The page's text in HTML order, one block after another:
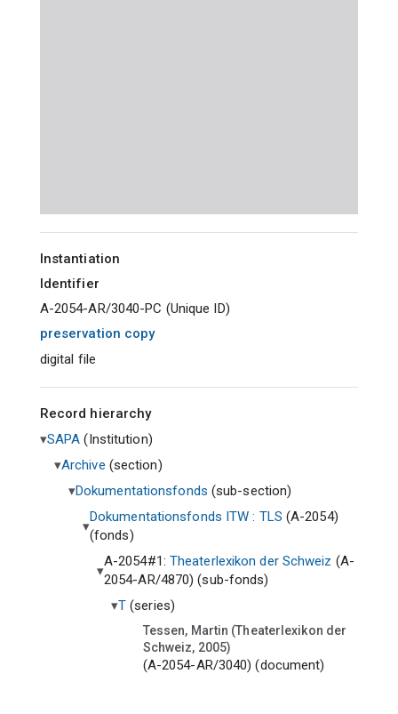
Instantiation
Identifier
A-2054-AR/3040-PC (Unique ID)
preservation copy
digital file
Record hierarchy
SAPA (Institution)
Archive (section)
Dokumentationsfonds (sub-section)
Dokumentationsfonds ITW : TLS (A-2054)
(fonds)
A-2054#1: Theaterlexikon der Schweiz (A-
2054-AR/4870) (sub-fonds)
T (series)
Tessen, Martin (Theaterlexikon der
Schweiz, 2005)
(A-2054-AR/3040) (document)